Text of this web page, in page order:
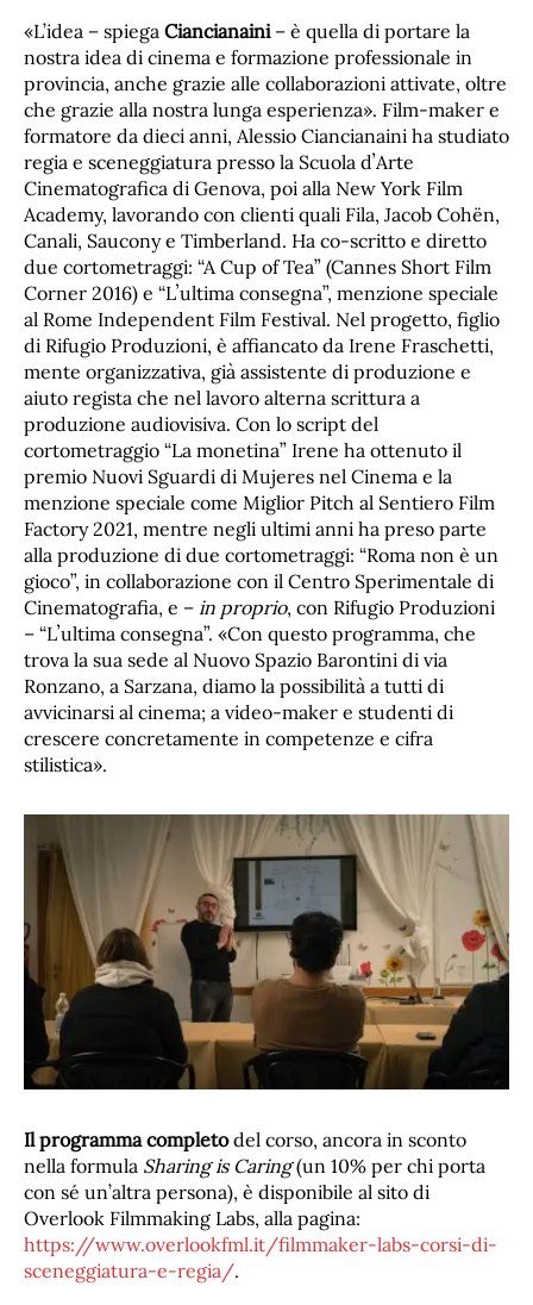
«L’idea – spiega Ciancianaini– è quella di portare la
nostra idea di cinema e formazione professionale in
provincia, anche grazie alle collaborazioni attivate, oltre
che grazie alla nostra lunga esperienza». Film-maker e
formatore da dieci anni, Alessio Ciancianaini ha studiato
regia e sceneggiatura presso la Scuola dʼArte
Cinematografica di Genova, poi alla New York Film
Academy, lavorando con clienti quali Fila, Jacob Cohën,
Canali, Saucony e Timberland. Ha co-scritto e diretto
due cortometraggi: “A Cup of Tea” (Cannes Short Film
Corner 2016) e “Lʼultima consegna”, menzione speciale
al Rome Independent Film Festival. Nel progetto, figlio
di Rifugio Produzioni, è affiancato da Irene Fraschetti,
mente organizzativa, già assistente di produzione e
aiuto regista che nel lavoro alterna scrittura a
produzione audiovisiva. Con lo script del
cortometraggio “La monetina” Irene ha ottenuto il
premio Nuovi Sguardi di Mujeres nel Cinema e la
menzione speciale come Miglior Pitch al Sentiero Film
Factory 2021, mentre negli ultimi anni ha preso parte
alla produzione di due cortometraggi: “Roma non è un
gioco”, in collaborazione con il Centro Sperimentale di
Cinematografia, e – in proprio, con Rifugio Produzioni
– “Lʼultima consegna”. «Con questo programma, che
trova la sua sede al Nuovo Spazio Barontini di via
Ronzano, a Sarzana, diamo la possibilità a tutti di
avvicinarsi al cinema; a video-maker e studenti di
crescere concretamente in competenze e cifra
stilistica».
Il programma completodel corso, ancora in sconto
nella formula Sharing is Caring (un 10% per chi porta
con sé un’altra persona), è disponibile al sito di
Overlook Filmmaking Labs, alla pagina:
https://www.overlookfml.it/filmmaker-labs-corsi-di-
sceneggiatura-e-regia/.